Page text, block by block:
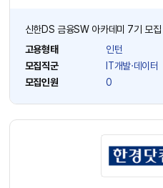
신한DS 금융SW 아카데미 7기 모집
고용형태
인턴
모집직군
IT개발·데이터
모집인원
0